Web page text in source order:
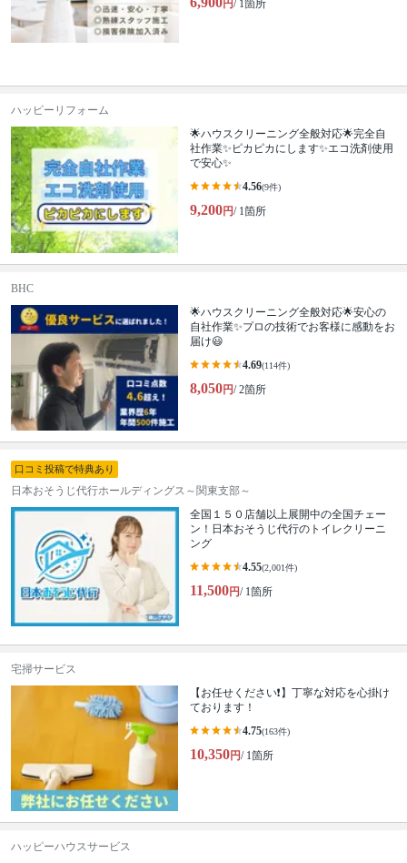
円/ 1箇所
ハッピーリフォーム
🌟ハウスクリーニング全般対応🌟完全自
社作業✨️ピカピカにします✨️エコ洗剤使用
で安心✨
4.56(9件)
9,200円/ 1箇所
BHC
🌟ハウスクリーニング全般対応🌟安心の
自社作業✨プロの技術でお客様に感動をお
届け😃
4.69(114件)
8,050円/ 2箇所
口コミ投稿で特典あり
日本おそうじ代行ホールディングス～関東支部～
全国１５０店舗以上展開中の全国チェー
ン！日本おそうじ代行のトイレクリーニ
ング
4.55(2,001件)
11,500円/ 1箇所
宅掃サービス
【お任せください❗️】丁寧な対応を心掛け
ております！
4.75(163件)
10,350円/ 1箇所
ハッピーハウスサービス